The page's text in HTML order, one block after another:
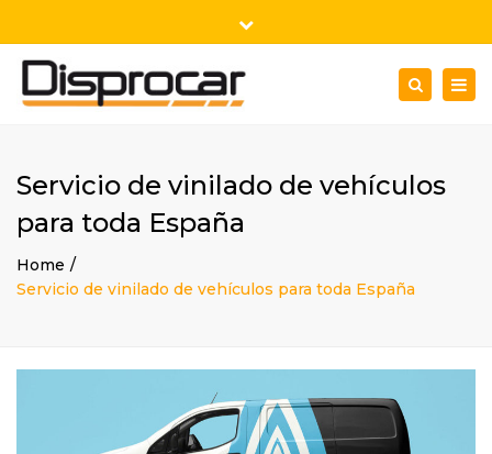
Plaza de la Concordia Nº6
Lu - Vi: 9:00h-18:00h
963 210 370
Close
top
Search
Servicio de vinilado de vehículos
para toda España
Home
Servicio de vinilado de vehículos para toda España